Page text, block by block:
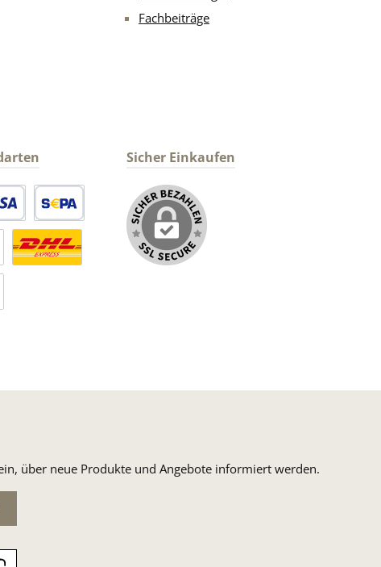
Fachbeiträge
SEPA Lastschrift
normaler Versand Deutsche Post
Sicher Einkaufen
über neue Produkte und Angebote informiert werden.